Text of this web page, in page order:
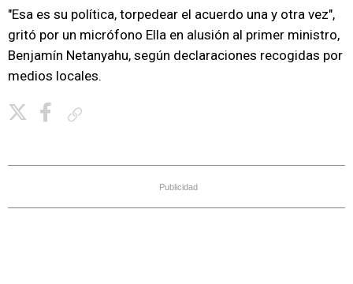
"Esa es su política, torpedear el acuerdo una y otra vez",
gritó por un micrófono Ella en alusión al primer ministro,
Benjamín Netanyahu, según declaraciones recogidas por
medios locales.
Publicidad